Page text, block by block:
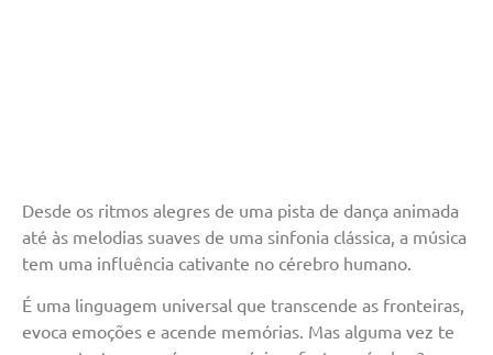
Desde os ritmos alegres de uma pista de dança animada
até às melodias suaves de uma sinfonia clássica, a música
tem uma influência cativante no cérebro humano.
É uma linguagem universal que transcende as fronteiras,
evoca emoções e acende memórias. Mas alguma vez te